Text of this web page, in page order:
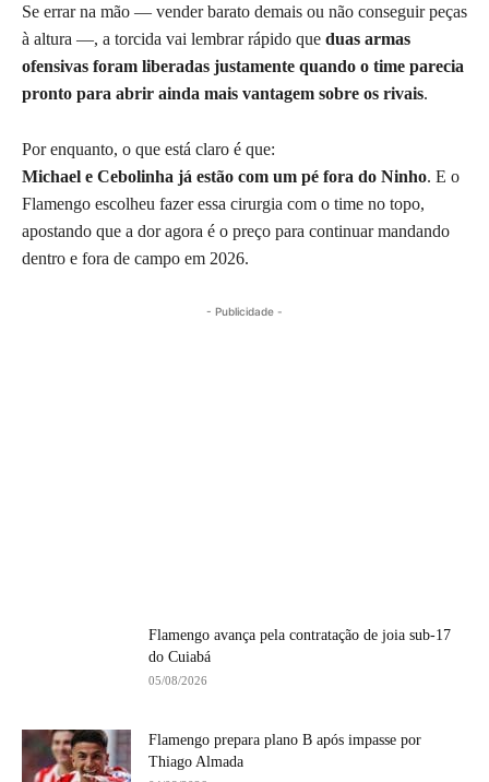
Se errar na mão — vender barato demais ou não conseguir peças
à altura —, a torcida vai lembrar rápido que duas armas
ofensivas foram liberadas justamente quando o time parecia
pronto para abrir ainda mais vantagem sobre os rivais.
Por enquanto, o que está claro é que:
Michael e Cebolinha já estão com um pé fora do Ninho. E o
Flamengo escolheu fazer essa cirurgia com o time no topo,
apostando que a dor agora é o preço para continuar mandando
dentro e fora de campo em 2026.
- Publicidade -
Flamengo avança pela contratação de joia sub-17
do Cuiabá
05/08/2026
Flamengo prepara plano B após impasse por
Thiago Almada